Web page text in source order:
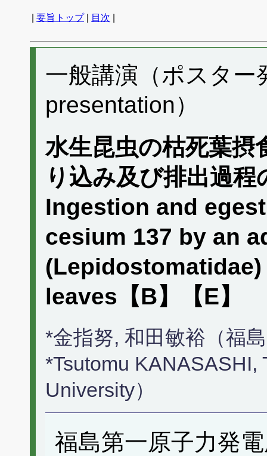
要旨トップ| 目次
一般講演（ポスタ
presentation）
水生昆虫の枯死葉摂
り込み及び排出過
Ingestion and
cesium 137 by an
leaves【B】【E】
*金指努, 和田敏裕（福
*Tsutomu KANASASHI,
University）
福島第一原子力発